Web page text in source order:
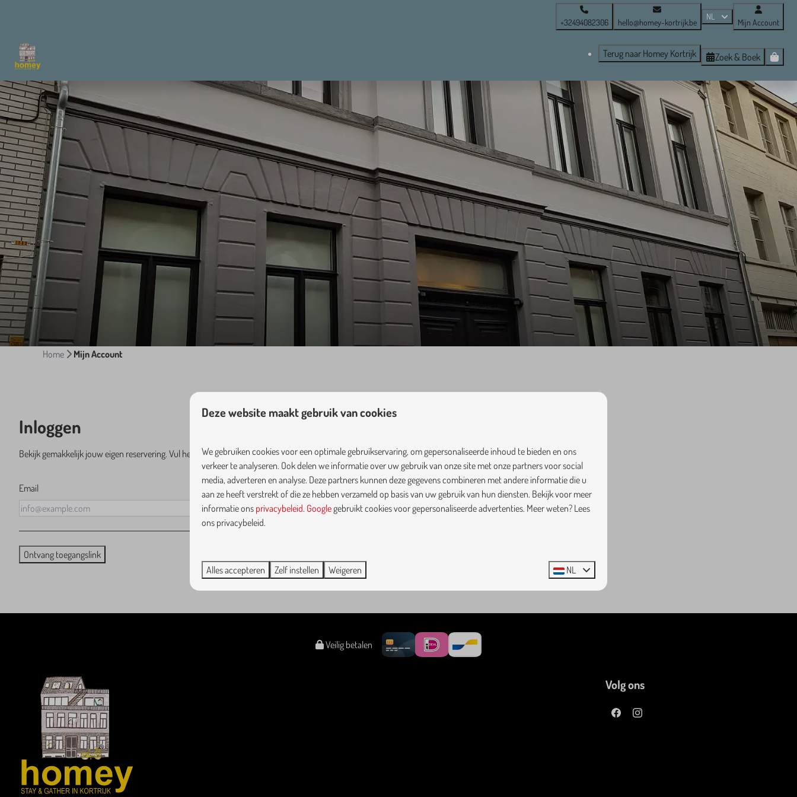
+32494082306 hello@homey-kortrijk.be
NL
Mijn Account
Terug naar Homey Kortrijk Zoek & Boek
Home Mijn Account
Inloggen
Bekijk gemakkelijk jouw eigen reservering. Vul het e-mailadres in waarmee een reservering is gemaakt en ontvang de link naar de online omgeving.
Email
Ontvang toegangslink
Veilig betalen
Volg ons
Deze website maakt gebruik van cookies
We gebruiken cookies voor een optimale gebruikservaring, om gepersonaliseerde inhoud te bieden en ons
verkeer te analyseren. Ook delen we informatie over uw gebruik van onze site met onze partners voor social
media, adverteren en analyse. Deze partners kunnen deze gegevens combineren met andere informatie die u
aan ze heeft verstrekt of die ze hebben verzameld op basis van uw gebruik van hun diensten. Bekijk voor meer
informatie ons privacybeleid. Googlegebruikt cookies voor gepersonaliseerde advertenties. Meer weten? Lees
ons privacybeleid.
Alles accepteren Zelf instellen Weigeren NL